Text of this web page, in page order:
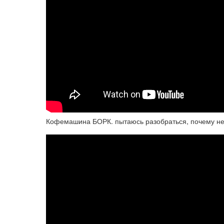
Кофемашина БОРК. пытаюсь разобраться, почему не